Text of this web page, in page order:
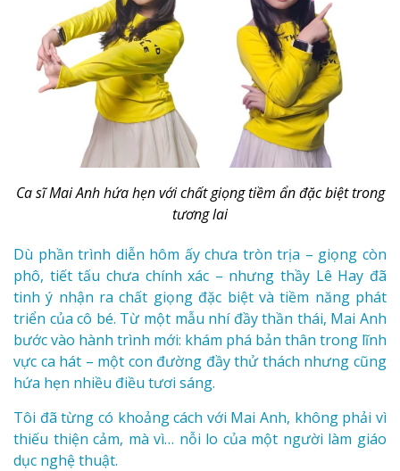
Ca sĩ Mai Anh hứa hẹn với chất giọng tiềm ẩn đặc biệt trong
tương lai
Dù phần trình diễn hôm ấy chưa tròn trịa – giọng còn
phô, tiết tấu chưa chính xác – nhưng thầy Lê Hay đã
tinh ý nhận ra chất giọng đặc biệt và tiềm năng phát
triển của cô bé. Từ một mẫu nhí đầy thần thái, Mai Anh
bước vào hành trình mới: khám phá bản thân trong lĩnh
vực ca hát – một con đường đầy thử thách nhưng cũng
hứa hẹn nhiều điều tươi sáng.
Tôi đã từng có khoảng cách với Mai Anh, không phải vì
thiếu thiện cảm, mà vì… nỗi lo của một người làm giáo
dục nghệ thuật.